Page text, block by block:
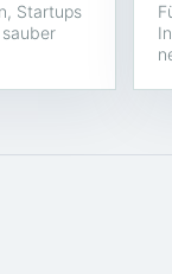
Startups